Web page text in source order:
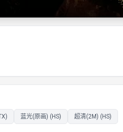
蓝光(原画) (HS) 超清(2M) (HS)